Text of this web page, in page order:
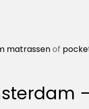
matrassenof